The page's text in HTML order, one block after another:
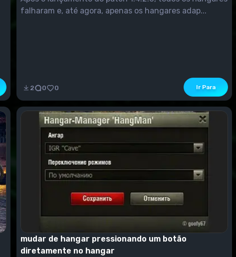
falharam e, até agora, apenas os hangares adap...
2 0 0 Ir Para
mudar de hangar pressionando um botão
diretamente no hangar